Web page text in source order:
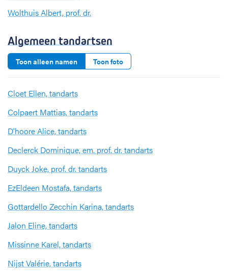
Wolthuis Albert, prof. dr.
Algemeen tandartsen
Toon alleen namen Toon foto
Cloet Ellen, tandarts
Colpaert Mattias, tandarts
D'hoore Alice, tandarts
Declerck Dominique, em. prof. dr. tandarts
Duyck Joke, prof. dr. tandarts
EzEldeen Mostafa, tandarts
Gottardello Zecchin Karina, tandarts
Jalon Eline, tandarts
Missinne Karel, tandarts
Nijst Valérie, tandarts